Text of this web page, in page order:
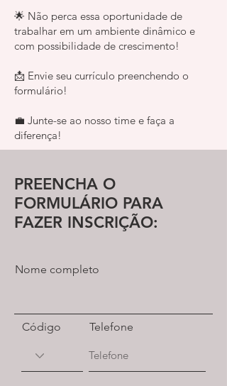
🌟 Não perca essa oportunidade de
trabalhar em um ambiente dinâmico e
com possibilidade de crescimento!
📩 Envie seu currículo preenchendo o
formulário!
💼 Junte-se ao nosso time e faça a
diferença!
PREENCHA O
FORMULÁRIO PARA
FAZER INSCRIÇÃO:
Nome completo
Código Telefone